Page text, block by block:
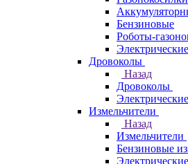
Бензиновые
Роботы-
Дровоколы
Назад
Дровоколы
Электрические
Измельчители
Назад
Измельчители
Бензиновые
Электрические